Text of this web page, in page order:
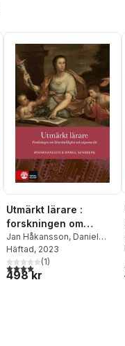
Utmärkt lärare :
forskningen om
lärarskicklighet och
vägarna dit
Jan Håkansson, Daniel
Sundberg
Häftad, 2023
4,0utav 5 stjärnor. Totalt
(1)
498 kr